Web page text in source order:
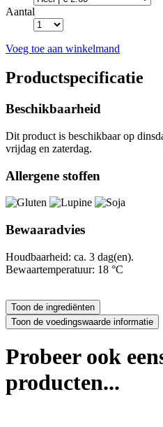
Aantal
Voeg toe aan winkelmand
Productspecificatie
Beschikbaarheid
Dit product is beschikbaar op
vrijdag en zaterdag.
Allergene stoffen
Bewaaradvies
Houdbaarheid: ca. 3 dag(en).
Bewaartemperatuur: 18 °C
Probeer ook
producten...